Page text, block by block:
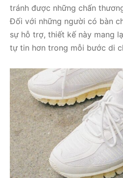
tránh được những chấn
Đối với những người có bàn
sự hỗ trợ, thiết kế này mang
tự tin hơn trong mỗi bước di